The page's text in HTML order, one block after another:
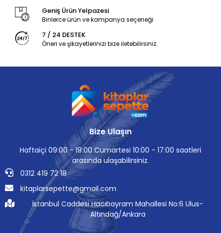
Geniş Ürün Yelpazesi
Binlerce ürün ve kampanya seçeneği
7 / 24 DESTEK
Öneri ve şikayetlerinizi bize iletebilirsiniz.
Bize Ulaşın
Haftaiçi 09:00 - 19:00 Cumartesi 10:00 - 17:00 saatleri
arasında ulaşabilirsiniz.
0312 419 72 18
kitaplarsepette@gmail.com
İstanbul Caddesi Hacıbayram Mahallesi No:6 Ulus-
Altındağ/Ankara